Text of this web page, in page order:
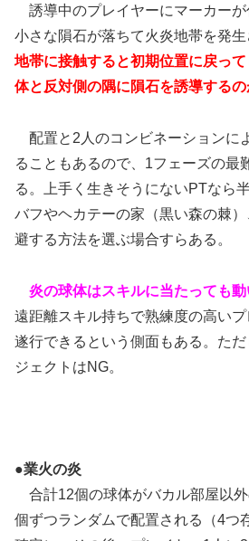
誘導中のプレイヤーにマーカー
小さな隕石が落ちて火炎地帯を発生
地帯に接触すると初期位置に戻っ
体と反対側の隅に隕石を誘導する
配置と2人のコンビネーションに
ることもあるので、1フェーズの最
る。上手く生きそうにないPTなら
バフやヘカテーの家（黒い森の棘
避する方法を選ぶ場合すらある。
炎の球体はスキルに当たっても
遠距離スキル持ちで熟練度の高い
遂行できるという側面もある。た
ジェクトはNG。
●業火の炎
合計12個の球体がバカル部屋以
個ずつランダムで配置される（4つ